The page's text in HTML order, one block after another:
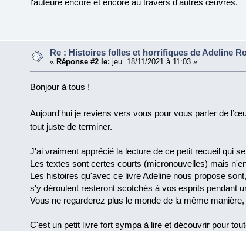
l'auteure encore et encore au travers d'autres œuvres.
Re : Histoires folles et horrifiques de Adeline
« Réponse #2 le: jeu. 18/11/2021 à 11:03 »
Bonjour à tous !
Aujourd'hui je reviens vers vous pour vous parler de
tout juste de terminer.
J'ai vraiment apprécié la lecture de ce petit recueil qui
Les textes sont certes courts (micronouvelles) mais
Les histoires qu'avec ce livre Adeline nous propose
s'y déroulent resteront scotchés à vos esprits pendant
Vous ne regarderez plus le monde de la même
C'est un petit livre fort sympa à lire et découvrir pour